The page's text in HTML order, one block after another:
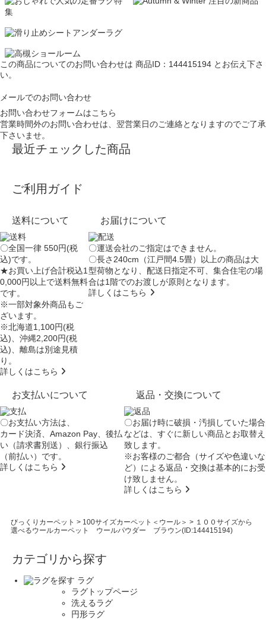
この商品についてのお問い合わせは 商品ID：144415194 とお伝え下さ
い。
メールでのお問い合わせ
お問い合わせフォームはこちら
営業時間外のお問い合わせは、翌営業日のご連絡となりますのでご了承
下さいませ。
最近チェックした商品
ご利用ガイド
送料について
〇全国一律 550円(税
込)です。
★お買い上げ合計税込1
0,000円以上で送料無料
です。
※一部対象外商品もご
ざいます。
※北海道1,100円(税
込)、沖縄2,200円(税
込)、離島は別途見積
り。
詳しくはこちら
お届けについて
〇運送会社のご指定はできません。
〇長さ240cm（江戸間4.5畳）以上の商品は大
型荷物となり、配送日指定不可、集合住宅の場
合は1階でのお渡しが原則となります。
詳しくはこちら
お支払いについて
〇お支払い方法は、
カード決済、Amazon Pay、後払
い（請求書別送）、銀行振込
（前払い）です。
詳しくはこちら
返品・交換について
〇お届け時に破損・汚損していた場合
などは、すぐに新しい商品とお取替え
致します。
※お客様のご都合（サイズや色違いな
ど）による返品・交換は基本的にお受
け致しません。
詳しくはこちら
びっくりカーペット > 100サイズカーペット＜ウール＞ > １００サイズから
選べるウールカーペット ウールパウダー ブラウン(ID:144415194)
カテゴリから探す
ラグ
ラグトップページ
洗えるラグ
円形ラグ